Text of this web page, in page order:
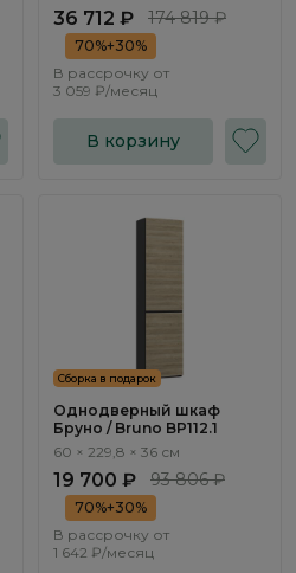
36 712 ₽ 174 819 ₽
70%+30%
В рассрочку от
3 059 ₽/месяц
В корзину
Сборка в подарок
Однодверный шкаф
Бруно / Bruno BP112.1
60 × 229,8 × 36 см
19 700 ₽ 93 806 ₽
70%+30%
В рассрочку от
1 642 ₽/месяц